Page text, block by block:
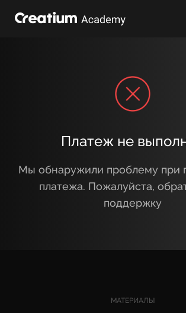
Платеж не
Мы обнаружили проблему при
платежа. Пожалуйста,
поддержку
МАТЕРИАЛЫ